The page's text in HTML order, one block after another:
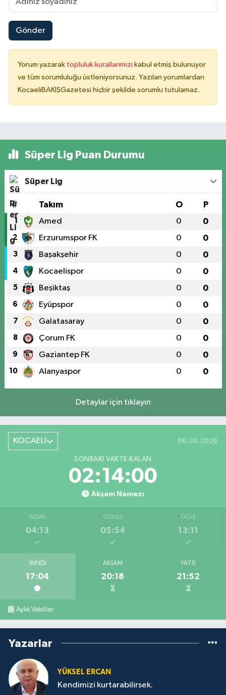
Gönder
Yorum yazarak topluluk kurallarımızı kabul etmiş bulunuyor
ve tüm sorumluluğu üstleniyorsunuz. Yazılan yorumlardan
KocaeliBAKIŞGazetesi hiçbir şekilde sorumlu tutulamaz.
Süper Lig Puan Durumu
Süper Lig
# Takım O P
1 Amed 0 0
2 Erzurumspor FK 0 0
3 Başakşehir 0 0
4 Kocaelispor 0 0
5 Beşiktaş 0 0
6 Eyüpspor 0 0
7 Galatasaray 0 0
8 Çorum FK 0 0
9 Gaziantep FK 0 0
10 Alanyaspor 0 0
Detaylar için tıklayın
KOCAELİ 06.08.2026
SONRAKI VAKTE KALAN
02:14:00
Akşam Namazı
İMSAK
04:13
GÜNEŞ
05:54
ÖĞLE
13:11
İKINDI
17:04
AKŞAM
20:18
YATSI
21:52
Aylık Vakitler
Yazarlar
YÜKSEL ERCAN
Kendimizi kurtarabilirsek.